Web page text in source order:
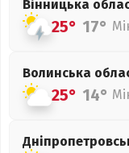
Вінницька
25° 17°
Волинська
25° 14°